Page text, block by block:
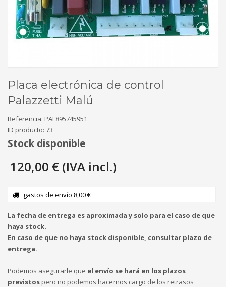
Placa electrónica de control
Palazzetti Malú
Referencia: PAL895745951
ID producto: 73
Stock disponible
120,00 € (IVA incl.)
gastos de envío 8,00 €
La fecha de entrega es aproximada y solo para el caso de que
haya stock.
En caso de que no haya stock disponible, consultar plazo de
entrega.
Podemos asegurarle que el envío se hará en los plazos
previstospero no podemos hacernos cargo de los retrasos